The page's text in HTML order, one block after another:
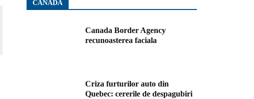
CANADA
Canada Border Agency
recunoasterea faciala
Criza furturilor auto din
Quebec: cererile de despagubiri